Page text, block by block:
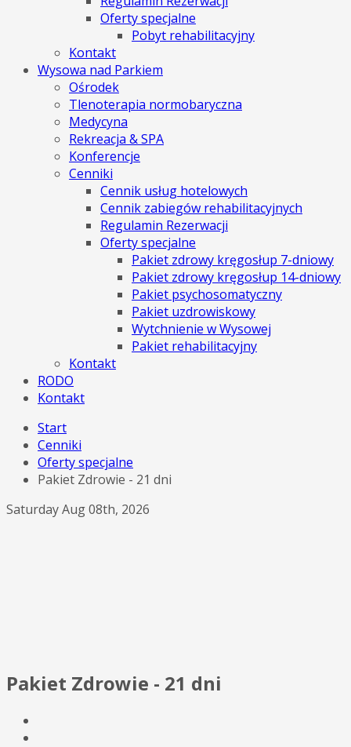
Oferty specjalne
Pobyt rehabilitacyjny
Kontakt
Wysowa nad Parkiem
Ośrodek
Tlenoterapia normobaryczna
Medycyna
Rekreacja & SPA
Konferencje
Cenniki
Cennik usług hotelowych
Cennik zabiegów rehabilitacyjnych
Regulamin Rezerwacji
Oferty specjalne
Pakiet zdrowy kręgosłup 7-dniowy
Pakiet zdrowy kręgosłup 14-dniowy
Pakiet psychosomatyczny
Pakiet uzdrowiskowy
Wytchnienie w Wysowej
Pakiet rehabilitacyjny
Kontakt
RODO
Kontakt
Start
Cenniki
Oferty specjalne
Pakiet Zdrowie - 21 dni
Saturday Aug 08th, 2026
Pakiet Zdrowie - 21 dni